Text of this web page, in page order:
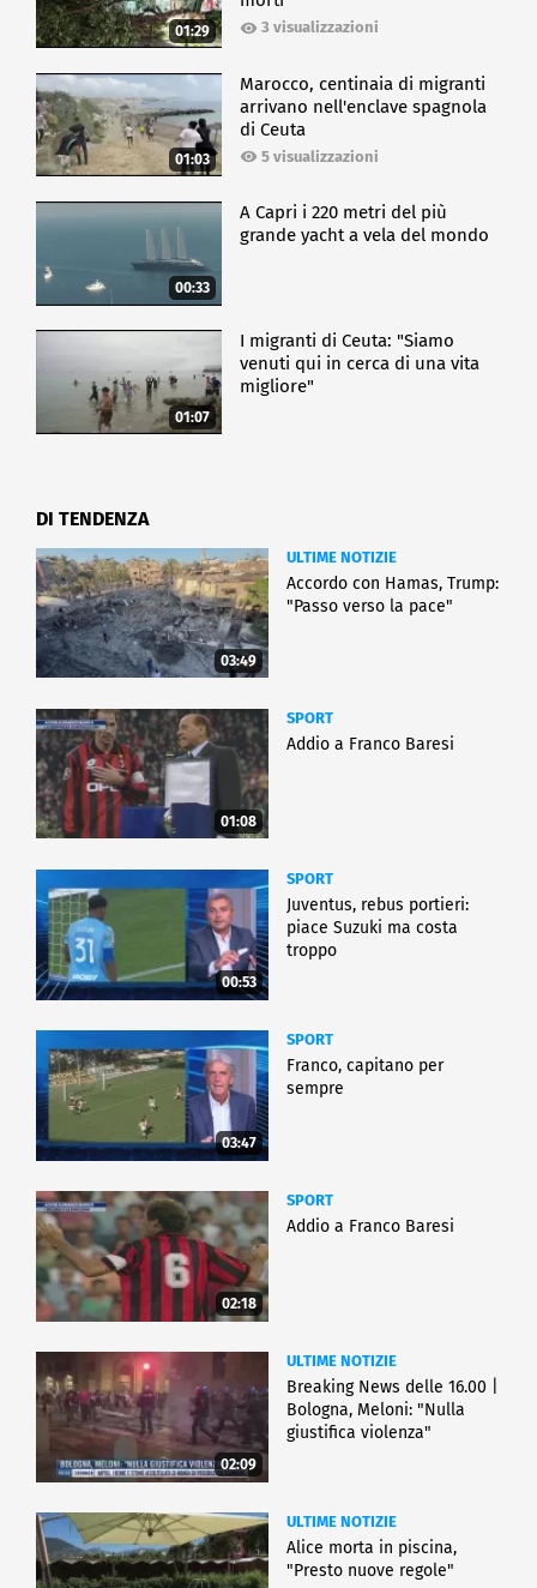
01:29 3 visualizzazioni
01:03
Marocco, centinaia di migranti
arrivano nell'enclave spagnola
di Ceuta
5 visualizzazioni
00:33
A Capri i 220 metri del più
grande yacht a vela del mondo
01:07
I migranti di Ceuta: "Siamo
venuti qui in cerca di una vita
migliore"
DI TENDENZA
03:49
ULTIME NOTIZIE
Accordo con Hamas, Trump:
"Passo verso la pace"
01:08
SPORT
Addio a Franco Baresi
00:53
SPORT
Juventus, rebus portieri:
piace Suzuki ma costa
troppo
03:47
SPORT
Franco, capitano per
sempre
02:18
SPORT
Addio a Franco Baresi
02:09
ULTIME NOTIZIE
Breaking News delle 16.00 |
Bologna, Meloni: "Nulla
giustifica violenza"
ULTIME NOTIZIE
Alice morta in piscina,
"Presto nuove regole"